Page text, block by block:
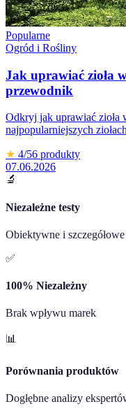
Popularne
Ogród i Rośliny
Jak uprawiać zioła
przewodnik
Odkryj jak uprawiać zioła
najpopularniejszych
★ 4/56 produkty
07.06.2026
🔬
Niezależne testy
Obiektywne i
✅
100% Niezależny
Brak wpływu marek
📊
Porównania produktów
Dogłębne analizy